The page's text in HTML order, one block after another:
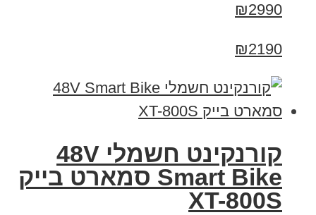
₪2990
₪2190
קורנקינט חשמלי 48V
Smart Bike סמארט בייק
XT-800S